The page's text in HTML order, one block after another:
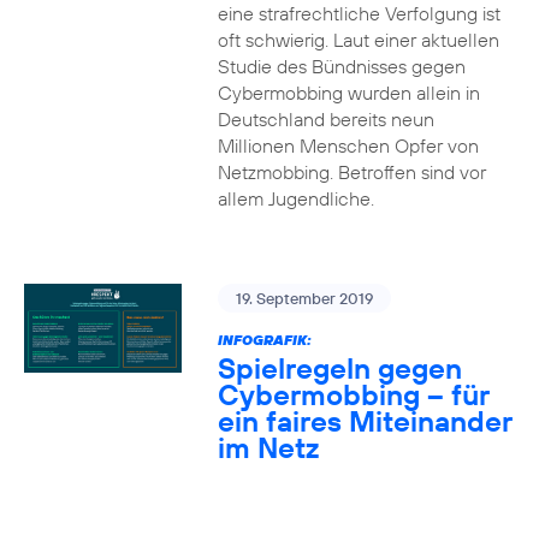
eine strafrechtliche Verfolgung ist
oft schwierig. Laut einer aktuellen
Studie des Bündnisses gegen
Cybermobbing wurden allein in
Deutschland bereits neun
Millionen Menschen Opfer von
Netzmobbing. Betroffen sind vor
allem Jugendliche.
19. September 2019
INFOGRAFIK:
Spielregeln gegen
Cybermobbing – für
ein faires Miteinander
im Netz